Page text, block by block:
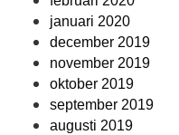
januari 2020
december 2019
november 2019
oktober 2019
september 2019
augusti 2019